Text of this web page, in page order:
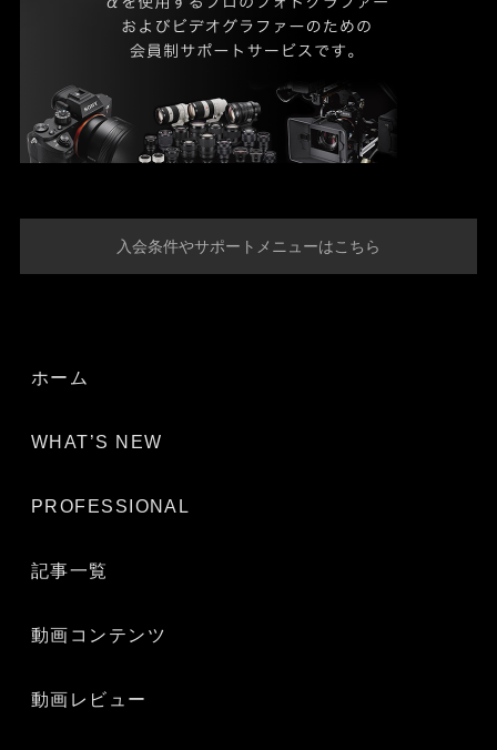
入会条件やサポートメニューはこちら
ホーム
WHAT’S NEW
PROFESSIONAL
記事一覧
動画コンテンツ
動画レビュー